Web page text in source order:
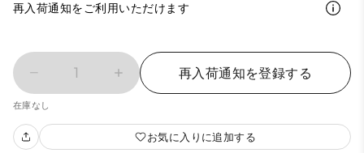
再入荷通知をご利用いただけます
1 再入荷通知を登録する
在庫なし
お気に入りに追加する